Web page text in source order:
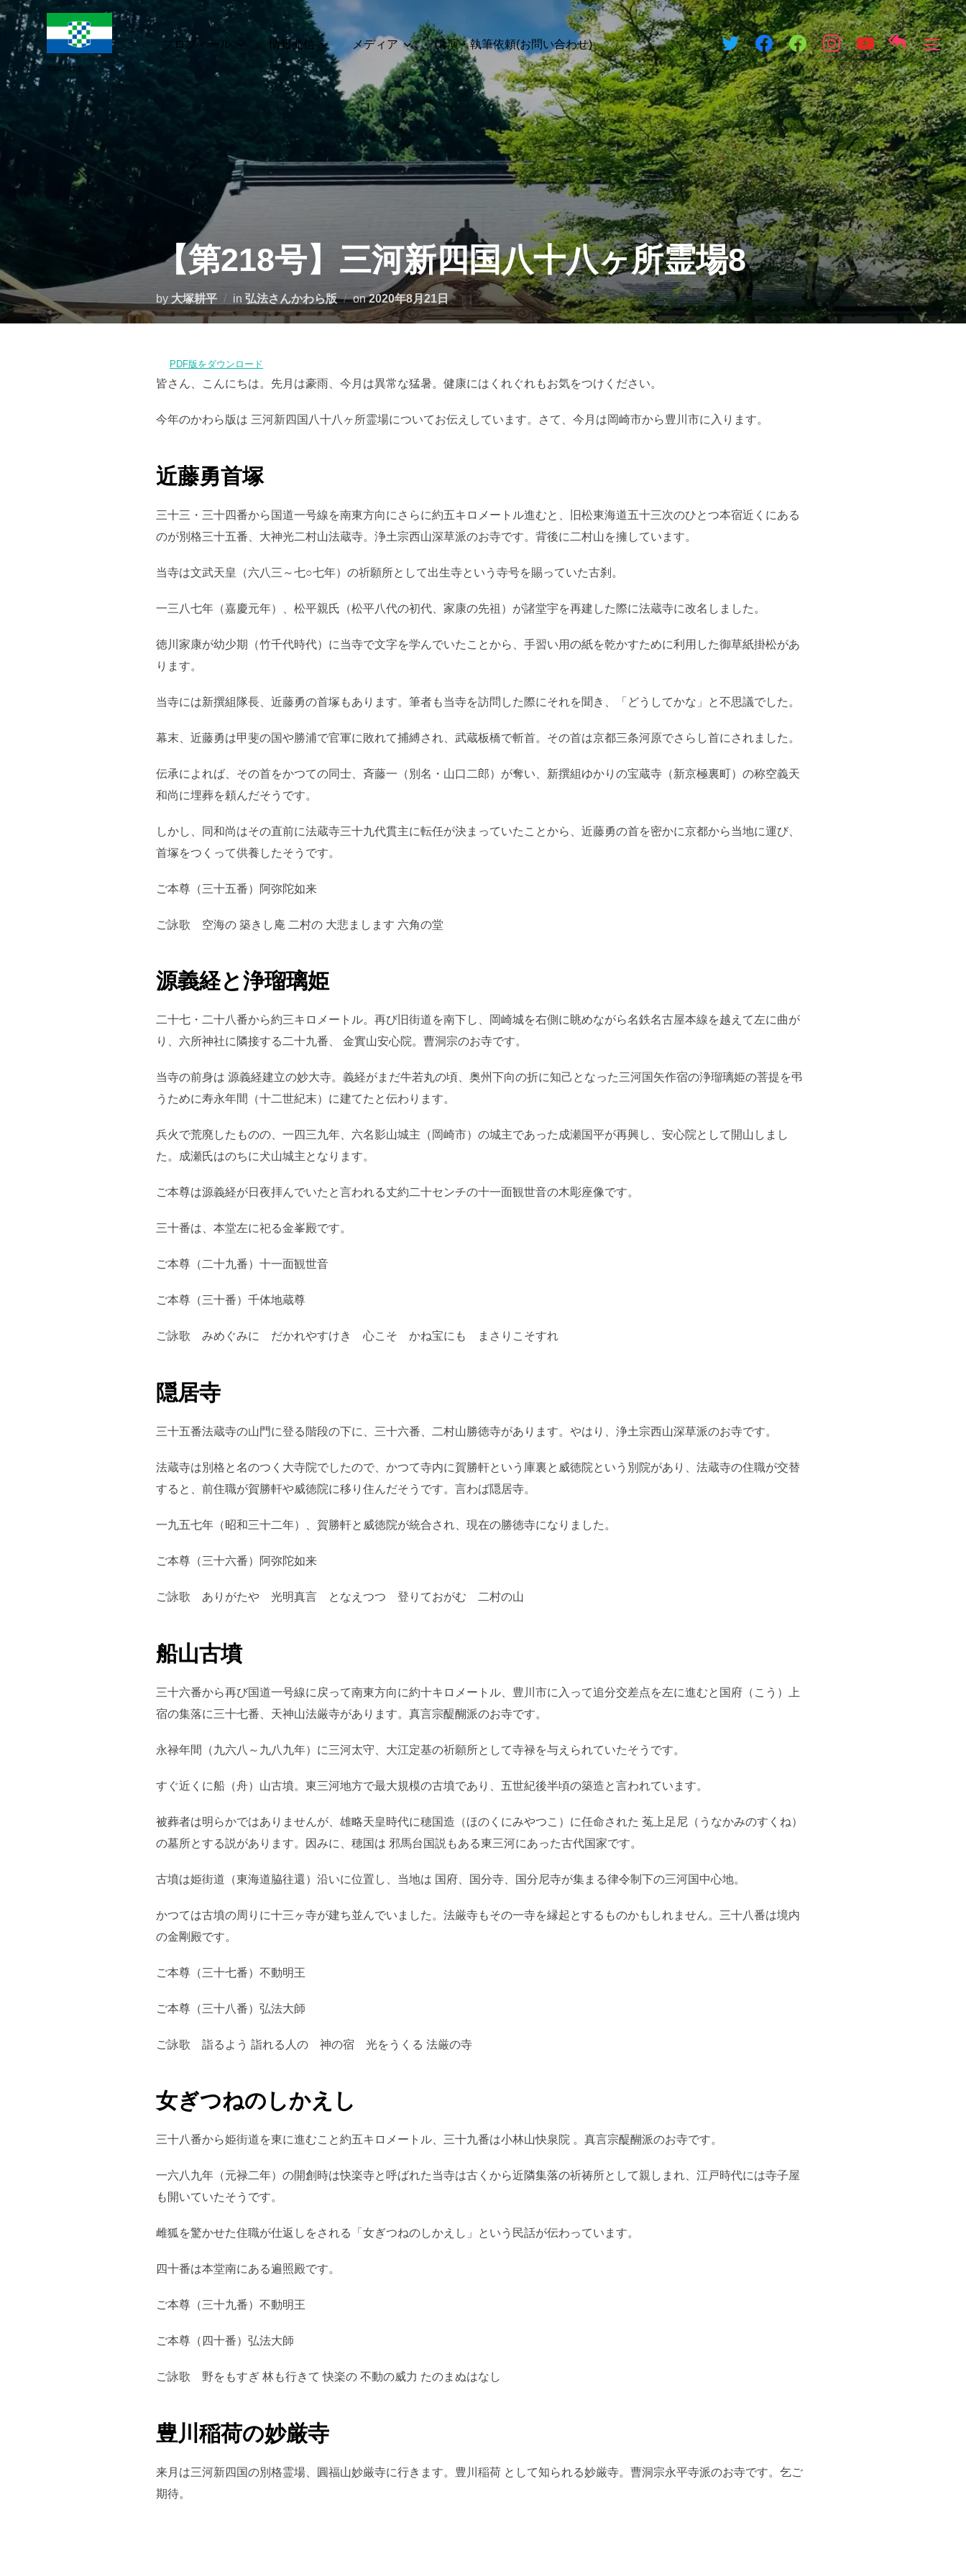
ン
ツ
キ
プ
プロフィール 情報発信 メディア 講演・執筆依頼(お問い合わせ) サイ
【第218号】三河新四国八十八ヶ所霊場8
by 大塚耕平 in 弘法さんかわら版 on投
稿
2020年8月21日
PDF版をダウンロード
皆さん、こんにちは。先月は豪雨、今月は異常な猛暑。健康にはくれぐれもお気をつけください。
今年のかわら版は 三河新四国八十八ヶ所霊場についてお伝えしています。さて、今月は岡崎市から豊川市に入ります。
近藤勇首塚
三十三・三十四番から国道一号線を南東方向にさらに約五キロメートル進むと、旧松東海道五十三次のひとつ本宿近くにある
のが別格三十五番、大神光二村山法蔵寺。浄土宗西山深草派のお寺です。背後に二村山を擁しています。
当寺は文武天皇（六八三～七○七年）の祈願所として出生寺という寺号を賜っていた古刹。
一三八七年（嘉慶元年）、松平親氏（松平八代の初代、家康の先祖）が諸堂宇を再建した際に法蔵寺に改名しました。
徳川家康が幼少期（竹千代時代）に当寺で文字を学んでいたことから、手習い用の紙を乾かすために利用した御草紙掛松があ
ります。
当寺には新撰組隊長、近藤勇の首塚もあります。筆者も当寺を訪問した際にそれを聞き、「どうしてかな」と不思議でした。
幕末、近藤勇は甲斐の国や勝浦で官軍に敗れて捕縛され、武蔵板橋で斬首。その首は京都三条河原でさらし首にされました。
伝承によれば、その首をかつての同士、斉藤一（別名・山口二郎）が奪い、新撰組ゆかりの宝蔵寺（新京極裏町）の称空義天
和尚に埋葬を頼んだそうです。
しかし、同和尚はその直前に法蔵寺三十九代貫主に転任が決まっていたことから、近藤勇の首を密かに京都から当地に運び、
首塚をつくって供養したそうです。
ご本尊（三十五番）阿弥陀如来
ご詠歌 空海の 築きし庵 二村の 大悲まします 六角の堂
源義経と浄瑠璃姫
二十七・二十八番から約三キロメートル。再び旧街道を南下し、岡崎城を右側に眺めながら名鉄名古屋本線を越えて左に曲が
り、六所神社に隣接する二十九番、 金實山安心院。曹洞宗のお寺です。
当寺の前身は 源義経建立の妙大寺。義経がまだ牛若丸の頃、奥州下向の折に知己となった三河国矢作宿の浄瑠璃姫の菩提を弔
うために寿永年間（十二世紀末）に建てたと伝わります。
兵火で荒廃したものの、一四三九年、六名影山城主（岡崎市）の城主であった成瀬国平が再興し、安心院として開山しまし
た。成瀬氏はのちに犬山城主となります。
ご本尊は源義経が日夜拝んでいたと言われる丈約二十センチの十一面観世音の木彫座像です。
三十番は、本堂左に祀る金峯殿です。
ご本尊（二十九番）十一面観世音
ご本尊（三十番）千体地蔵尊
ご詠歌 みめぐみに だかれやすけき 心こそ かね宝にも まさりこそすれ
隠居寺
三十五番法蔵寺の山門に登る階段の下に、三十六番、二村山勝徳寺があります。やはり、浄土宗西山深草派のお寺です。
法蔵寺は別格と名のつく大寺院でしたので、かつて寺内に賀勝軒という庫裏と威徳院という別院があり、法蔵寺の住職が交替
すると、前住職が賀勝軒や威徳院に移り住んだそうです。言わば隠居寺。
一九五七年（昭和三十二年）、賀勝軒と威徳院が統合され、現在の勝徳寺になりました。
ご本尊（三十六番）阿弥陀如来
ご詠歌 ありがたや 光明真言 となえつつ 登りておがむ 二村の山
船山古墳
三十六番から再び国道一号線に戻って南東方向に約十キロメートル、豊川市に入って追分交差点を左に進むと国府（こう）上
宿の集落に三十七番、天神山法厳寺があります。真言宗醍醐派のお寺です。
永禄年間（九六八～九八九年）に三河太守、大江定基の祈願所として寺禄を与えられていたそうです。
すぐ近くに船（舟）山古墳。東三河地方で最大規模の古墳であり、五世紀後半頃の築造と言われています。
被葬者は明らかではありませんが、雄略天皇時代に穂国造（ほのくにみやつこ）に任命された 菟上足尼（うなかみのすくね）
の墓所とする説があります。因みに、穂国は 邪馬台国説もある東三河にあった古代国家です。
古墳は姫街道（東海道脇往還）沿いに位置し、当地は 国府、国分寺、国分尼寺が集まる律令制下の三河国中心地。
かつては古墳の周りに十三ヶ寺が建ち並んでいました。法厳寺もその一寺を縁起とするものかもしれません。三十八番は境内
の金剛殿です。
ご本尊（三十七番）不動明王
ご本尊（三十八番）弘法大師
ご詠歌 詣るよう 詣れる人の 神の宿 光をうくる 法厳の寺
女ぎつねのしかえし
三十八番から姫街道を東に進むこと約五キロメートル、三十九番は小林山快泉院 。真言宗醍醐派のお寺です。
一六八九年（元禄二年）の開創時は快楽寺と呼ばれた当寺は古くから近隣集落の祈祷所として親しまれ、江戸時代には寺子屋
も開いていたそうです。
雌狐を驚かせた住職が仕返しをされる「女ぎつねのしかえし」という民話が伝わっています。
四十番は本堂南にある遍照殿です。
ご本尊（三十九番）不動明王
ご本尊（四十番）弘法大師
ご詠歌 野をもすぎ 林も行きて 快楽の 不動の威力 たのまぬはなし
豊川稲荷の妙厳寺
来月は三河新四国の別格霊場、圓福山妙厳寺に行きます。豊川稲荷 として知られる妙厳寺。曹洞宗永平寺派のお寺です。乞ご
期待。